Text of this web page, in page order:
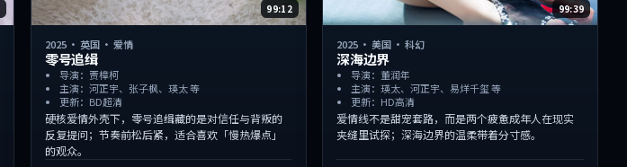
99:12
2025· 英国· 爱情
零号追缉
导演：贾樟柯
主演：河正宇、张子枫、瑛太 等
更新：BD超清
硬核爱情外壳下，零号追缉藏的是对信任与背叛的
反复提问；节奏前松后紧，适合喜欢「慢热爆点」
的观众。
99:39
2025 ·美国 ·科幻
深海边界
导演：董润年
主演：瑛太、河正宇、易烊千玺 等
更新：HD高清
爱情线不是甜宠套路，而是两个疲惫成年人在现实
夹缝里试探；深海边界的温柔带着分寸感。